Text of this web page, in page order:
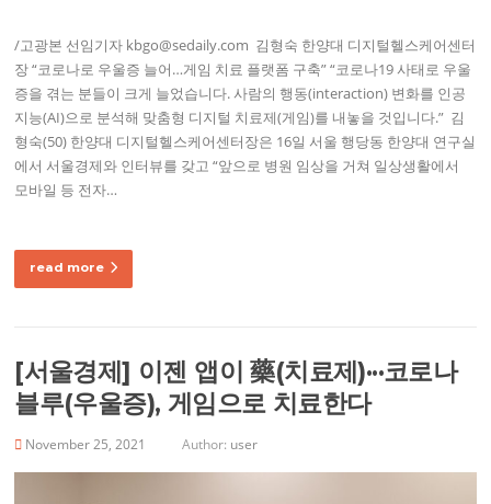
/고광본 선임기자 kbgo@sedaily.com ​ 김형숙 한양대 디지털헬스케어센터
장 “코로나로 우울증 늘어…게임 치료 플랫폼 구축” “코로나19 사태로 우울
증을 겪는 분들이 크게 늘었습니다. 사람의 행동(interaction) 변화를 인공
지능(AI)으로 분석해 맞춤형 디지털 치료제(게임)를 내놓을 것입니다.” ​ 김
형숙(50) 한양대 디지털헬스케어센터장은 16일 서울 행당동 한양대 연구실
에서 서울경제와 인터뷰를 갖고 “앞으로 병원 임상을 거쳐 일상생활에서
모바일 등 전자…
read more
[서울경제] 이젠 앱이 藥(치료제)···코로나
블루(우울증), 게임으로 치료한다
November 25, 2021 Author: user